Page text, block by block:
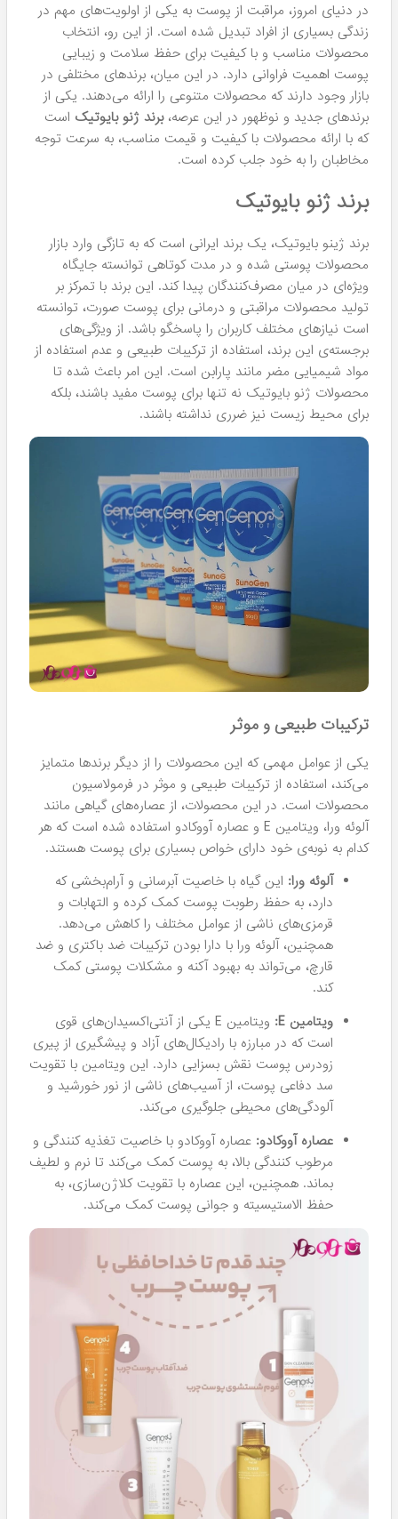
در دنیای امروز، مراقبت از پوست به یکی از اولویت‌های مهم در
زندگی بسیاری از افراد تبدیل شده است. از این رو، انتخاب
محصولات مناسب و با کیفیت برای حفظ سلامت و زیبایی
پوست اهمیت فراوانی دارد. در این میان، برندهای مختلفی در
بازار وجود دارند که محصولات متنوعی را ارائه می‌دهند. یکی از
برندهای جدید و نوظهور در این عرصه،برند ژنو بایوتیک است
که با ارائه محصولات با کیفیت و قیمت مناسب، به سرعت توجه
مخاطبان را به خود جلب کرده است.
برند ژنو بایوتیک
برند ژینو بایوتیک، یک برند ایرانی است که به تازگی وارد بازار
محصولات پوستی شده و در مدت کوتاهی توانسته جایگاه
ویژه‌ای در میان مصرف‌کنندگان پیدا کند. این برند با تمرکز بر
تولید محصولات مراقبتی و درمانی برای پوست صورت، توانسته
است نیازهای مختلف کاربران را پاسخگو باشد. از ویژگی‌های
برجسته‌ی این برند، استفاده از ترکیبات طبیعی و عدم استفاده از
مواد شیمیایی مضر مانند پارابن است. این امر باعث شده تا
محصولات ژنو بایوتیک نه تنها برای پوست مفید باشند، بلکه
برای محیط زیست نیز ضرری نداشته باشند.
ترکیبات طبیعی و موثر
یکی از عوامل مهمی که این محصولات را از دیگر برندها متمایز
می‌کند، استفاده از ترکیبات طبیعی و موثر در فرمولاسیون
محصولات است. در این محصولات، از عصاره‌های گیاهی مانند
آلوئه ورا، ویتامین E و عصاره آووکادو استفاده شده است که هر
کدام به نوبه‌ی خود دارای خواص بسیاری برای پوست هستند.
آلوئه ورا: این گیاه با خاصیت آبرسانی و آرام‌بخشی که
دارد، به حفظ رطوبت پوست کمک کرده و التهابات و
قرمزی‌های ناشی از عوامل مختلف را کاهش می‌دهد.
همچنین، آلوئه ورا با دارا بودن ترکیبات ضد باکتری و ضد
قارچ، می‌تواند به بهبود آکنه و مشکلات پوستی کمک
کند.
ویتامین E:
ویتامین E یکی از آنتی‌اکسیدان‌های قوی
است که در مبارزه با رادیکال‌های آزاد و پیشگیری از پیری
زودرس پوست نقش بسزایی دارد. این ویتامین با تقویت
سد دفاعی پوست، از آسیب‌های ناشی از نور خورشید و
آلودگی‌های محیطی جلوگیری می‌کند.
عصاره آووکادو: عصاره آووکادو با خاصیت تغذیه کنندگی و
مرطوب کنندگی بالا، به پوست کمک می‌کند تا نرم و لطیف
بماند. همچنین، این عصاره با تقویت کلاژن‌سازی، به
حفظ الاستیسیته و جوانی پوست کمک می‌کند.